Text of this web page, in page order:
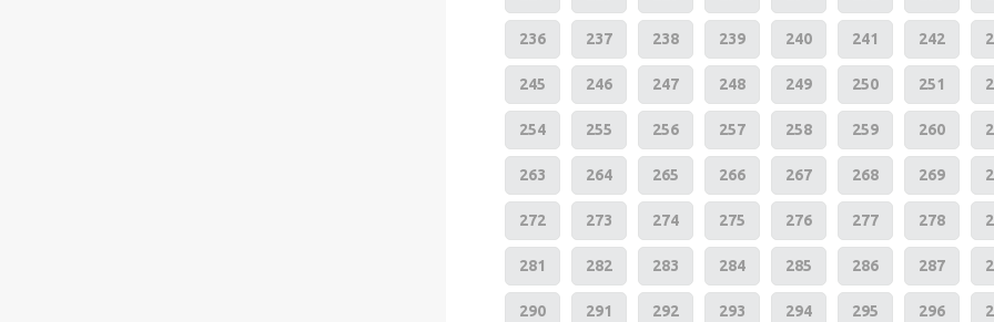
236 237 238 239 240 241 242
245 246 247 248 249 250 251
254 255 256 257 258 259 260
263 264 265 266 267 268 269
272 273 274 275 276 277 278
281 282 283 284 285 286 287
290 291 292 293 294 295 296